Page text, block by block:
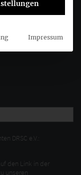
DRSC e.V.:
den Link in der
unseren
Impressum